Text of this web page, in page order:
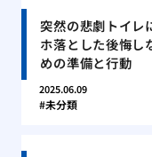
突然の悲劇トイレ
ホ落とした後悔し
めの準備と行動
2025.06.09
未分類